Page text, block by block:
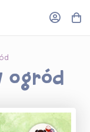
ogród